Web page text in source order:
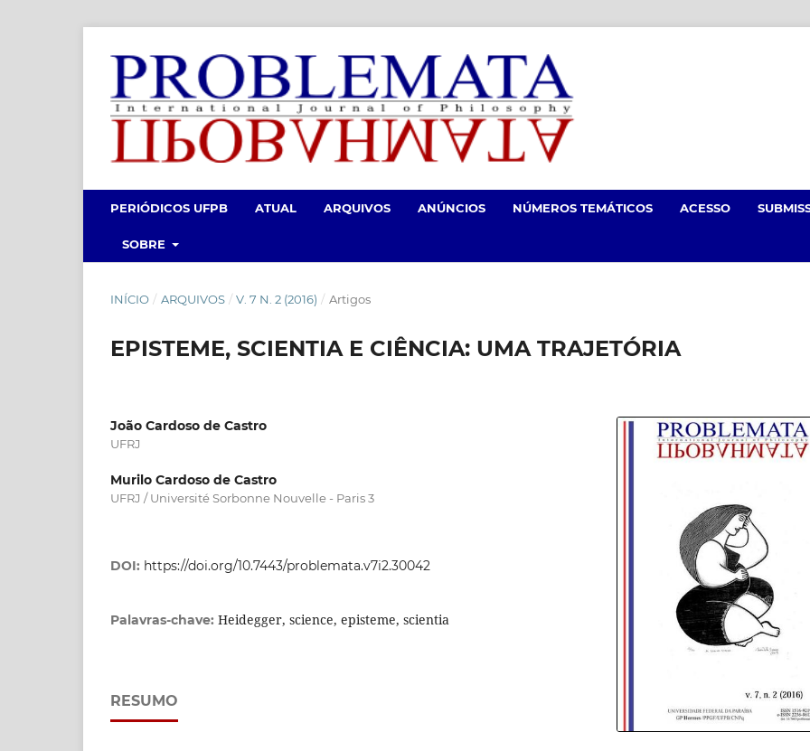
PERIÓDICOS UFPB ATUAL ARQUIVOS ANÚNCIOS NÚMEROS TEMÁTICOS ACESSO
SOBRE
INÍCIO / ARQUIVOS / V. 7 N. 2 (2016) / Artigos
EPISTEME, SCIENTIA E CIÊNCIA: UMA TRAJETÓRIA
João Cardoso de Castro
UFRJ
Murilo Cardoso de Castro
UFRJ / Université Sorbonne Nouvelle - Paris 3
DOI: https://doi.org/10.7443/problemata.v7i2.30042
Palavras-chave: Heidegger, science, episteme, scientia
RESUMO